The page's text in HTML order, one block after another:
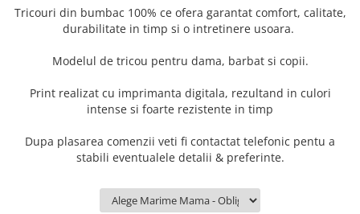
Tricouri din bumbac 100% ce ofera garantat comfort, calitate,
durabilitate in timp si o intretinere usoara.
Modelul de tricou pentru dama, barbat si copii.
Print realizat cu imprimanta digitala, rezultand in culori
intense si foarte rezistente in timp
Dupa plasarea comenzii veti fi contactat telefonic pentu a
stabili eventualele detalii & preferinte.